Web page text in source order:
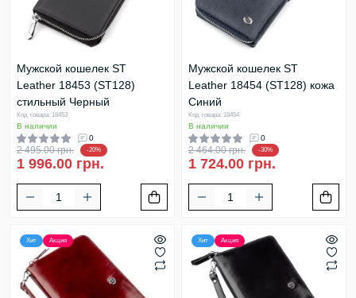
Мужской кошелек ST
Leather 18453 (ST128)
стильный Черный
Код товара: 18453
В наличии
0
2 495.00 грн. -20%
1 996.00 грн.
Мужской кошелек ST
Leather 18454 (ST128) кожа
Синий
Код товара: 18454
В наличии
0
2 464.00 грн. -30%
1 724.00 грн.
Хит Акция Хит Акция